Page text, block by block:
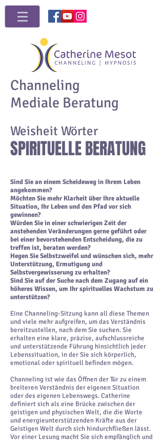
Channeling
Mediale Beratung
Weisheit Wörter
SPIRITUELLE BERATUNG
Sind Sie an einem Scheideweg in Ihrem Leben
angekommen?
Möchten Sie mehr Klarheit über Ihre aktuelle
Situation, Ihr Leben und den Pfad vor sich
gewinnen?
Würden Sie in einer schwierigen Zeit der
anstehenden Veränderungen gerne geführt oder
bei einer bevorstehenden Entscheidung, die zu
treffen ist, beraten werden?
Hegen Sie Selbstzweifel und wünschen sich, mehr
Unterstützung, Ermutigung und
Selbstvergewisserung zu erhalten?
Sind Sie auf der Suche nach dem Zugang auf ein
höheres Wissen, um Ihr spirituelles Wachstum zu
unterstützen?
Eine Channeling-Sitzung kann all diese Themen
und viele mehr aufgreifen, um das Verständnis
bereitzustellen, nach dem Sie suchen. Sie
erhalten eine klare, präzise, ​​aufschlussreiche
und unterstützende Führung hinsichtlich jeder
Lebenssituation, in der Sie sich körperlich,
emotional oder spirituell befinden mögen.
Channeling ist wie das Öffnen der Tür zu einem
breiteren Verständnis der eigenen Situation
oder des eigenen Lebenswegs. Catherine
definiert sich als eine Brücke zwischen der
geistigen und physischen Welt, die die Worte
und energieunterstützenden Kräfte aus der
Geistigen Welt durch sich hindurchfließen lässt.
Vor einer Lesung macht Sie sich empfänglich und